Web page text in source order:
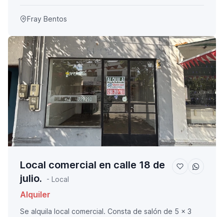
Fray Bentos
Local comercial en calle 18 de
julio.
- Local
Alquiler
Se alquila local comercial. Consta de salón de 5 x 3